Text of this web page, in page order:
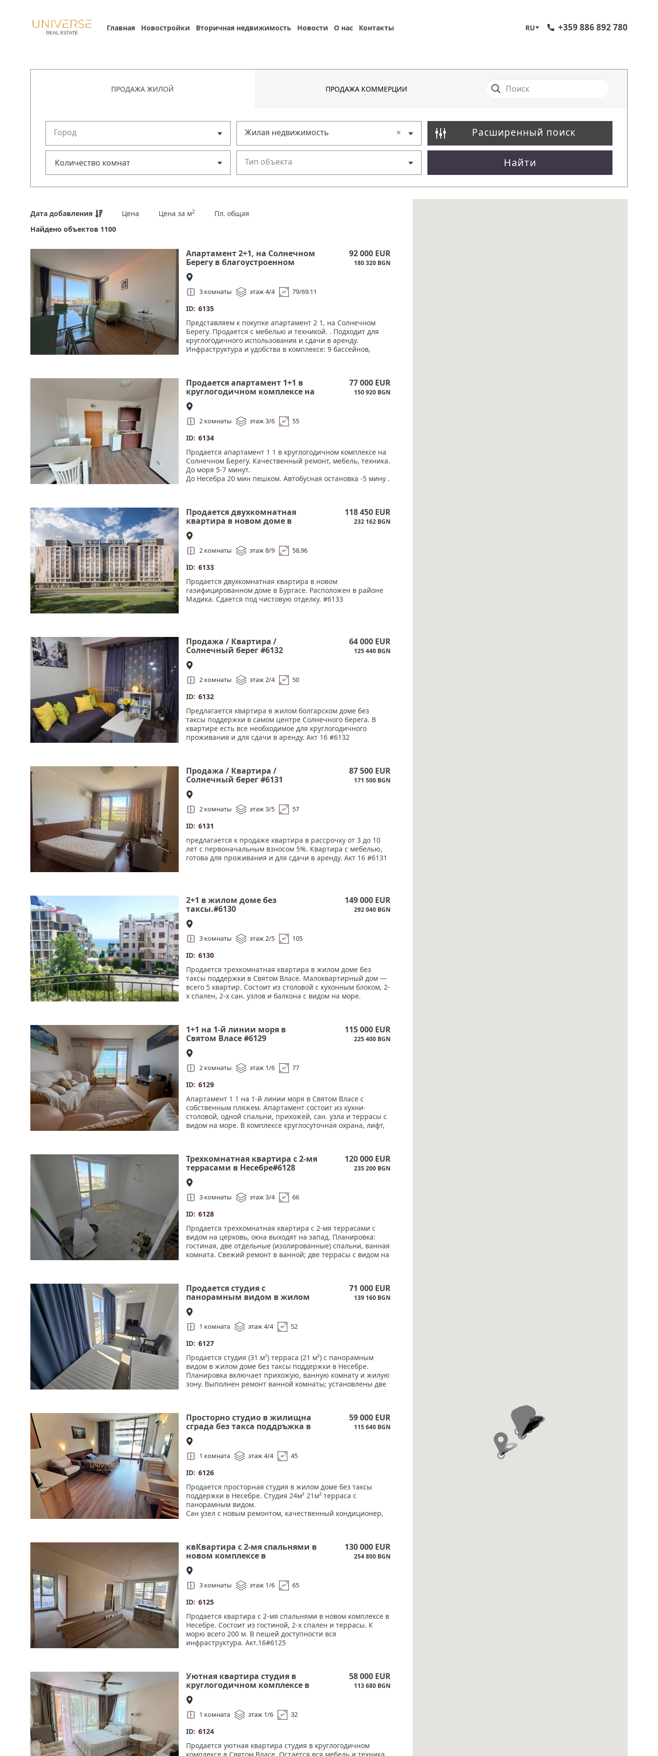
Главная Новостройки Вторичная недвижимость Новости О нас Контакты RU +359 886 892 780
ПРОДАЖА ЖИЛОЙ ПРОДАЖА КОММЕРЦИИ
Город ×
Жилая недвижимость
Тип объекта
Расширенный поиск
Найти
Дата добавления Цена Цена за м2
Пл. общая
Найдено объектов 1100
Апартамент 2+1, на Солнечном
Берегу в благоустроенном
комплексе.#6135
92 000 EUR
180 320 BGN
3 комнаты этаж 4/4 79/69.11
ID: 6135
Представляем к покупке апартамент 2 1, на Солнечном
Берегу. Продается с мебелью и техникой. . Подходит для
круглогодичного использования и сдачи в аренду.
Инфраструктура и удобства в комплексе: 9 бассейнов,
спортивные и детские площадки. Акт 16.#6135
Продается апартамент 1+1 в
круглогодичном комплексе на
Солнечном Берегу#6134
77 000 EUR
150 920 BGN
2 комнаты этаж 3/6 55
ID: 6134
Продается апартамент 1 1 в круглогодичном комплексе на
Солнечном Берегу. Качественный ремонт, мебель, техника.
До моря 5-7 минут.
️До Несебра 20 мин пешком. ️Автобусная остановка -5 мину .
проживания, так и для инвестиций. Акт.16.#6134
Продается двухкомнатная
квартира в новом доме в
Бургасе.#6133
118 450 EUR
232 162 BGN
2 комнаты этаж 8/9 58.96
ID: 6133
Продается двухкомнатная квартира в новом
газифицированном доме в Бургасе. Расположен в районе
Мадика. Сдается под чистовую отделку. #6133
Продажа / Квартира /
Солнечный берег #6132
64 000 EUR
125 440 BGN
2 комнаты этаж 2/4 50
ID: 6132
Предлагается квартира в жилом болгарском доме без
таксы поддержки в самом центре Солнечного берега. В
квартире есть все необходимое для круглогодичного
проживания и для сдачи в аренду. Акт 16 #6132
Продажа / Квартира /
Солнечный берег #6131
87 500 EUR
171 500 BGN
2 комнаты этаж 3/5 57
ID: 6131
предлагается к продаже квартира в рассрочку от 3 до 10
лет с первоначальным взносом 5%. Квартира с мебелью,
готова для проживания и для сдачи в аренду. Акт 16 #6131
2+1 в жилом доме без
таксы.#6130
149 000 EUR
292 040 BGN
3 комнаты этаж 2/5 105
ID: 6130
Продается трехкомнатная квартира в жилом доме без
таксы поддержки в Святом Власе. Малоквартирный дом —
всего 5 квартир. Состоит из столовой с кухонным блоком, 2-
х спален, 2-х сан. узлов и балкона с видом на море.
1+1 на 1-й линии моря в
Святом Власе #6129
115 000 EUR
225 400 BGN
2 комнаты этаж 1/6 77
ID: 6129
Апартамент 1 1 на 1-й линии моря в Святом Власе с
собственным пляжем. Апартамент состоит из кухни-
столовой, одной спальни, прихожей, сан. узла и террасы с
видом на море. В комплексе круглосуточная охрана, лифт,
Трехкомнатная квартира с 2-мя
террасами в Несебре#6128
120 000 EUR
235 200 BGN
3 комнаты этаж 3/4 66
ID: 6128
Продается трехкомнатная квартира с 2-мя террасами с
видом на церковь, окна выходят на запад. Планировка:
гостиная, две отдельные (изолированные) спальни, ванная
комната. Свежий ремонт в ванной; две террасы с видом на
Продается студия с
панорамным видом в жилом
доме без таксы поддержки в
Несебре#6127
71 000 EUR
139 160 BGN
1 комната этаж 4/4 52
ID: 6127
Продается студия (31 м²) терраса (21 м²) с панорамным
видом в жилом доме без таксы поддержки в Несебре.
Планировка включает прихожую, ванную комнату и жилую
зону. Выполнен ремонт ванной комнаты; установлены две
Просторно студио в жилищна
сграда без такса поддръжка в
Несебър#6126
59 000 EUR
115 640 BGN
1 комната этаж 4/4 45
ID: 6126
Продается просторная студия в жилом доме без таксы
поддержки в Несебре. Студия 24м² 21м² терраса с
панорамным видом.
Сан узел с новым ремонтом, качественный кондиционер,
квКвартира с 2-мя спальнями в
новом комплексе в
Несебре#6125
130 000 EUR
254 800 BGN
3 комнаты этаж 1/6 65
ID: 6125
Продается квартира с 2-мя спальнями в новом комплексе в
Несебре. Состоит из гостиной, 2-х спален и террасы. К
морю всего 200 м. В пешей доступности вся
инфраструктура. Акт.16#6125
Уютная квартира студия в
круглогодичном комплексе в
Святом Власе. море 100 м.#6124
58 000 EUR
113 680 BGN
1 комната этаж 1/6 32
ID: 6124
Продается уютная квартира студия в круглогодичном
комплексе в Святом Власе. Остается вся мебель и техника.